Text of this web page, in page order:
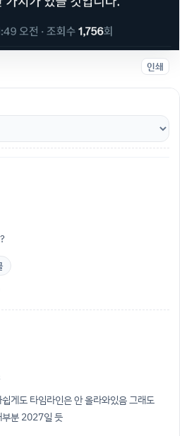
인쇄
게도 타임라인은 안 올라와있음 그래도
분 2027일 듯